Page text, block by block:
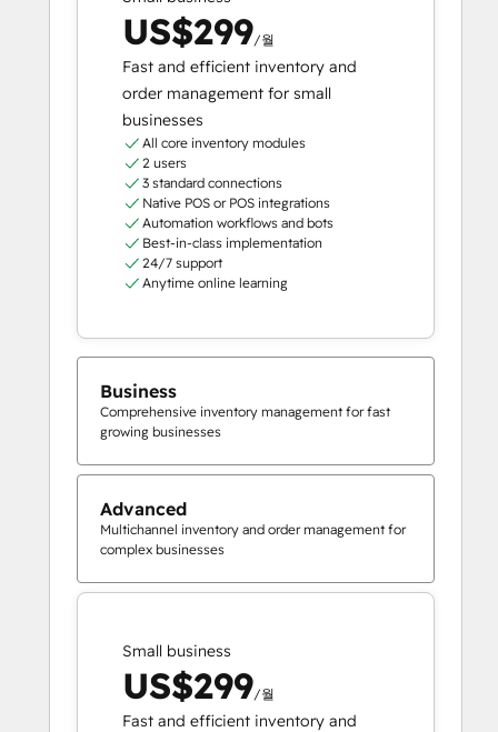
US$299/월
Fast and efficient inventory and
order management for small
businesses
All core inventory modules
2 users
3 standard connections
Native POS or POS integrations
Automation workflows and bots
Best-in-class implementation
24/7 support
Anytime online learning
Business
Comprehensive inventory management for fast
growing businesses
Advanced
Multichannel inventory and order management for
complex businesses
Small business
US$299/월
Fast and efficient inventory and